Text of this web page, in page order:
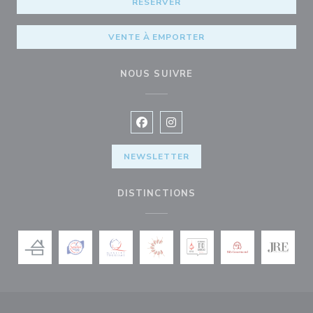
VENTE À EMPORTER
NOUS SUIVRE
Facebook ((ouvre une nouvelle
Instagram ((ouvre une
NEWSLETTER
DISTINCTIONS